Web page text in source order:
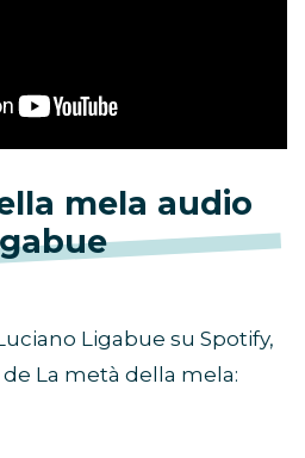
mela audio
Ligabue su Spotify,
La metà della mela: